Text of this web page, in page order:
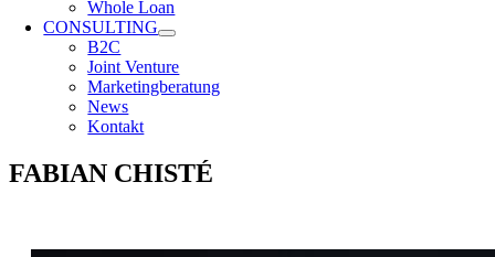
Whole Loan
CONSULTING
B2C
Joint Venture
Marketingberatung
News
Kontakt
FABIAN CHISTÉ